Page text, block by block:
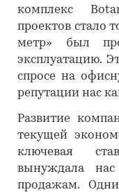
комплекс
проектов стало
метр» был
эксплуатацию.
спросе на
репутации нас
Развитие
текущей
ключевая
вынуждала
продажам.